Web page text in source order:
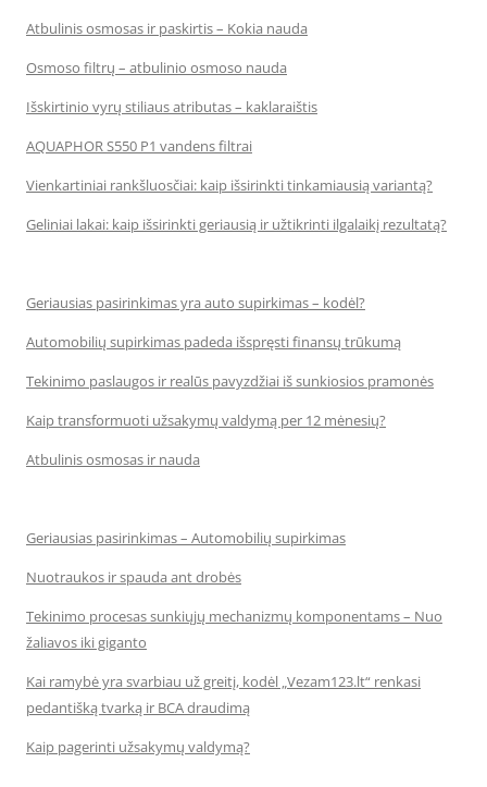
Atbulinis osmosas ir paskirtis – Kokia nauda
Osmoso filtrų – atbulinio osmoso nauda
Išskirtinio vyrų stiliaus atributas – kaklaraištis
AQUAPHOR S550 P1 vandens filtrai
Vienkartiniai rankšluosčiai: kaip išsirinkti tinkamiausią variantą?
Geliniai lakai: kaip išsirinkti geriausią ir užtikrinti ilgalaikį rezultatą?
Geriausias pasirinkimas yra auto supirkimas – kodėl?
Automobilių supirkimas padeda išspręsti finansų trūkumą
Tekinimo paslaugos ir realūs pavyzdžiai iš sunkiosios pramonės
Kaip transformuoti užsakymų valdymą per 12 mėnesių?
Atbulinis osmosas ir nauda
Geriausias pasirinkimas – Automobilių supirkimas
Nuotraukos ir spauda ant drobės
Tekinimo procesas sunkiųjų mechanizmų komponentams – Nuo
žaliavos iki giganto
Kai ramybė yra svarbiau už greitį, kodėl „Vezam123.lt“ renkasi
pedantišką tvarką ir BCA draudimą
Kaip pagerinti užsakymų valdymą?